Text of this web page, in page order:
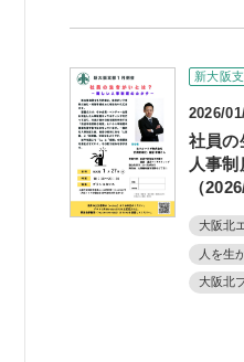
新大阪
2026/
社員の
人事
（
大阪北
人を生
大阪北